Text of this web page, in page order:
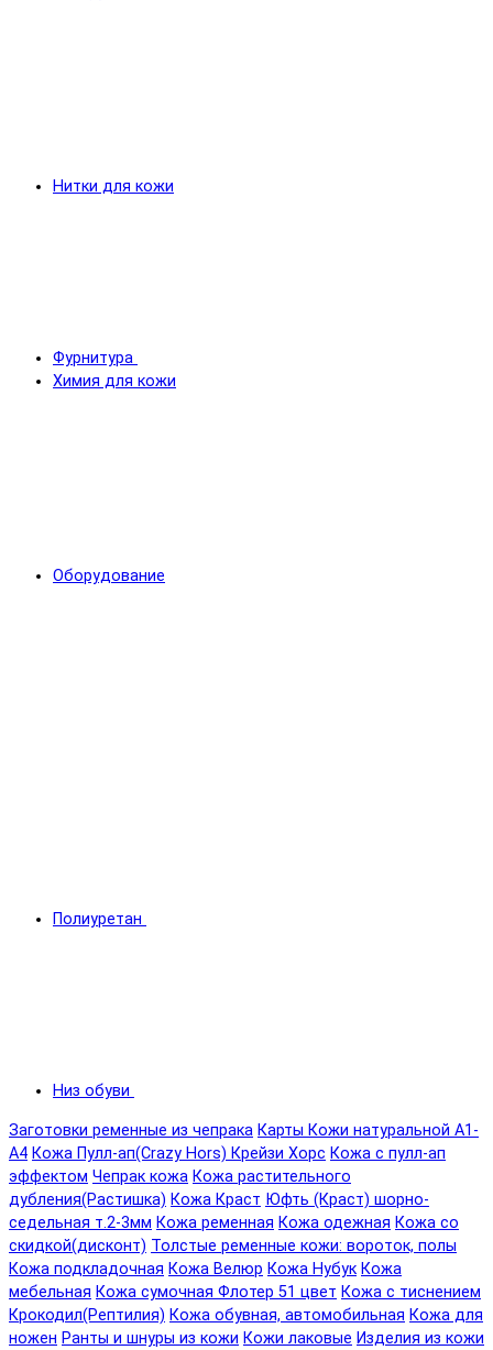
Нитки для кожи
Фурнитура
Химия для кожи
Оборудование
Полиуретан
Низ обуви
Заготовки ременные из чепрака Карты Кожи натуральной А1-
А4 Кожа Пулл-ап(Crazy Hors) Крейзи Хорс Кожа с пулл-ап
эффектом Чепрак кожа Кожа растительного
дубления(Растишка) Кожа Краст Юфть (Краст) шорно-
седельная т.2-3мм Кожа ременная Кожа одежная Кожа со
скидкой(дисконт) Толстые ременные кожи: вороток, полы
Кожа подкладочная Кожа Велюр Кожа Нубук Кожа
мебельная Кожа сумочная Флотер 51 цвет Кожа с тиснением
Крокодил(Рептилия) Кожа обувная, автомобильная Кожа для
ножен Ранты и шнуры из кожи Кожи лаковые Изделия из кожи